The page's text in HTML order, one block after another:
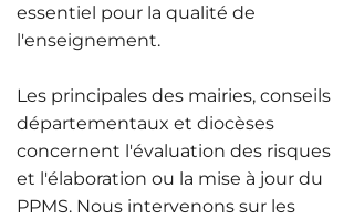
essentiel pour la qualité de
l'enseignement.
Les principales des mairies, conseils
départementaux et diocèses
concernent l'évaluation des risques
et l'élaboration ou la mise à jour du
PPMS. Nous intervenons sur les